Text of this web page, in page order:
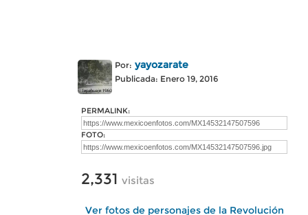
Por: yayozarate
Publicada: Enero 19, 2016
PERMALINK:
FOTO:
2,331 visitas
Ver fotos de personajes de la Revolución